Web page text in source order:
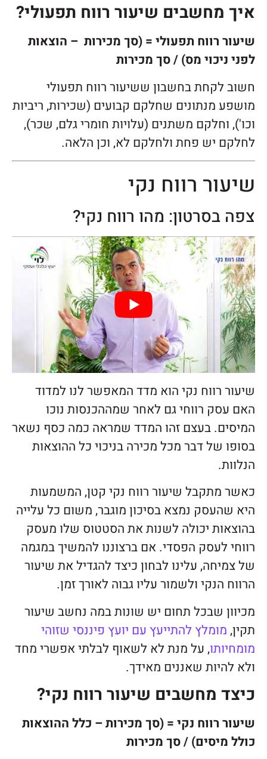
איך מחשבים שיעור רווח תפעולי?
שיעור רווח תפעולי = (סך מכירות – הוצאות
לפני ניכוי מס) / סך מכירות
חשוב לקחת בחשבון ששיעור רווח תפעולי
מושפע מנתונים שחלקם קבועים (שכירות, ריביות
וכו'), וחלקם משתנים (עלויות חומרי גלם, שכר),
לחלקם יש פחת ולחלקם לא, וכן הלאה.
שיעור רווח נקי
צפה בסרטון: מהו רווח נקי?
שיעור רווח נקי הוא מדד המאפשר לנו למדוד
האם עסק רווחי גם לאחר שמההכנסות נוכו
המיסים. בעצם זהו המדד שמראה כמה כסף נשאר
בסופו של דבר מכל מכירה בניכוי כל ההוצאות
הנלוות.
כאשר מתקבל שיעור רווח נקי קטן, המשמעות
היא שהעסק נמצא בסיכון מוגבר, משום כל עלייה
בהוצאות יכולה לשנות את הסטטוס שלו מעסק
רווחי לעסק הפסדי. אם ברצוננו להמשיך במגמה
של צמיחה, עלינו לבחון כיצד להגדיל את שיעור
הרווח הנקי ולשמור עליו גבוה לאורך זמן.
מכיוון שבכל תחום יש שונות במה נחשב שיעור
תקין,מומלץ להתייעץ עם יועץ פיננסי שזוהי
מומחיותו, על מנת לא לשאוף לבלתי אפשרי מחד
ולא להיות שאננים מאידך.
כיצד מחשבים שיעור רווח נקי?
שיעור רווח נקי = (סך מכירות – כלל ההוצאות
כולל מיסים) / סך מכירות